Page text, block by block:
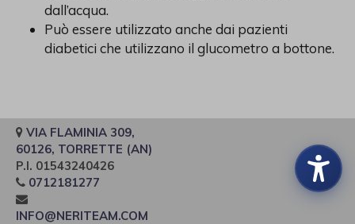
dall’acqua.
Può essere utilizzato anche dai pazienti
diabetici che utilizzano il glucometro a bottone.
VIA FLAMINIA 309,
60126, TORRETTE (AN)
P.I. 01543240426
0712181277
INFO@NERITEAM.COM